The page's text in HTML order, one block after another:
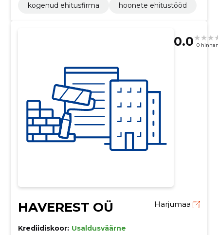
kogenud ehitusfirma
hoonete ehitustööd
0.0 0
HAVEREST OÜ Harjumaa
Krediidiskoor: Usaldusväärne